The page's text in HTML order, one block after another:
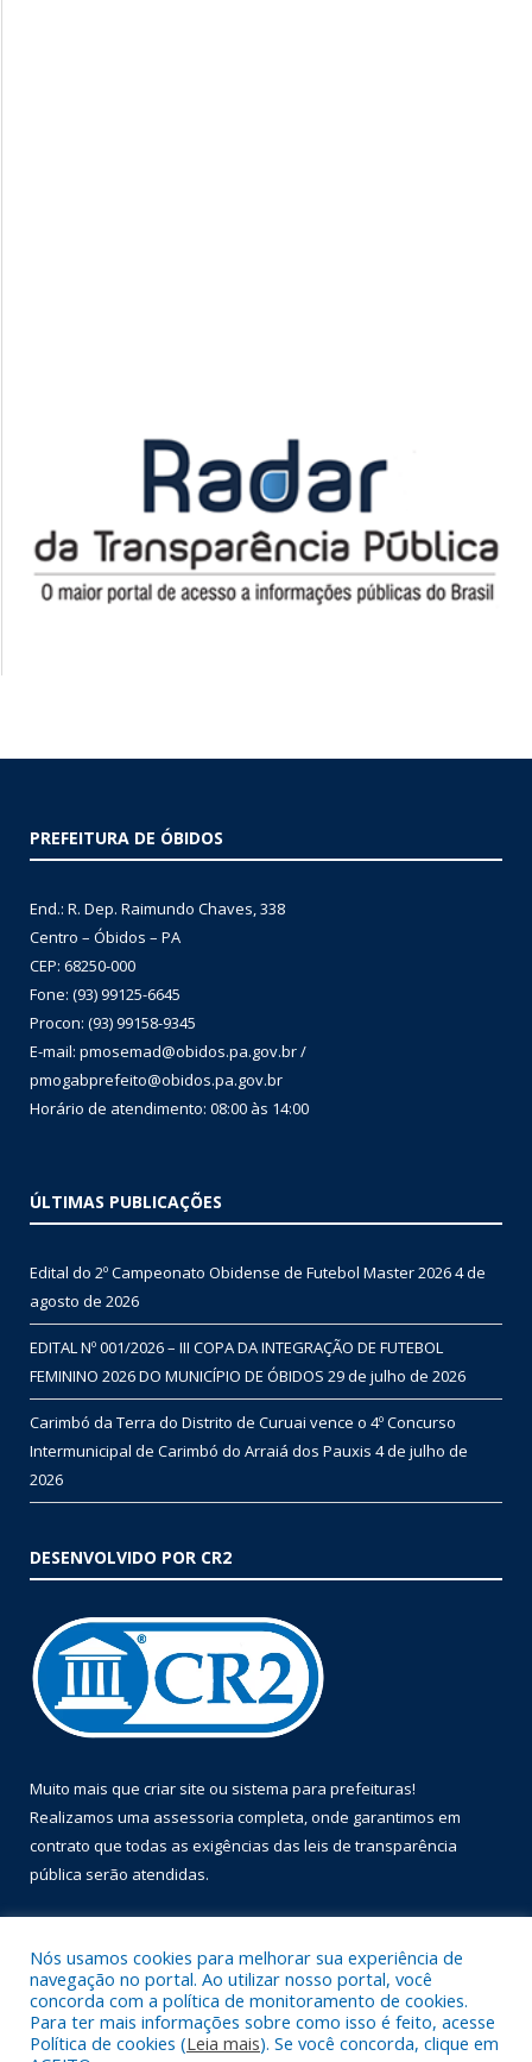
PREFEITURA DE ÓBIDOS
End.: R. Dep. Raimundo Chaves, 338
Centro – Óbidos – PA
CEP: 68250-000
Fone: (93) 99125-6645
Procon: (93) 99158-9345
E-mail: pmosemad@obidos.pa.gov.br /
pmogabprefeito@obidos.pa.gov.br
Horário de atendimento: 08:00 às 14:00
ÚLTIMAS PUBLICAÇÕES
Edital do 2º Campeonato Obidense de Futebol Master 20264 de
agosto de 2026
EDITAL Nº 001/2026 – III COPA DA INTEGRAÇÃO DE FUTEBOL
FEMININO 2026 DO MUNICÍPIO DE ÓBIDOS 29 de julho de 2026
Carimbó da Terra do Distrito de Curuai vence o 4º Concurso
Intermunicipal de Carimbó do Arraiá dos Pauxis 4 de julho de
2026
DESENVOLVIDO POR CR2
Muito mais que criar site ou sistema para prefeituras!
Realizamos uma assessoria completa, onde garantimos em
contrato que todas as exigências das leis de transparência
pública serão atendidas.
Todos os direitos reservados a Prefeitura Municipal de Óbidos.
Nós usamos cookies para melhorar sua experiência de
navegação no portal. Ao utilizar nosso portal, você
concorda com a política de monitoramento de cookies.
Para ter mais informações sobre como isso é feito, acesse
Política de cookies (Leia mais). Se você concorda, clique em